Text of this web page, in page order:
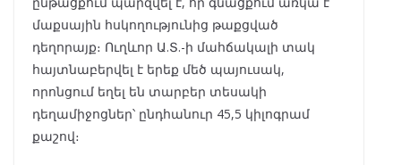
մաքսային հսկողությունից թաքցված
դեղորայք։ Ուղևոր Ա.Տ.-ի մահճակալի տակ
հայտնաբերվել է երեք մեծ պայուսակ,
որոնցում եղել են տարբեր տեսակի
դեղամիջոցներ՝ ընդհանուր 45,5 կիլոգրամ
քաշով։